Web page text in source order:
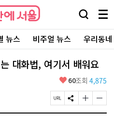
검
창
열
기
메
뉴
전
체
보
뉴스 비주얼 뉴스 우리동
대화법, 여기서 배워요
좋
요
60조회 4,875
페
이
S
N
글
자
글
자